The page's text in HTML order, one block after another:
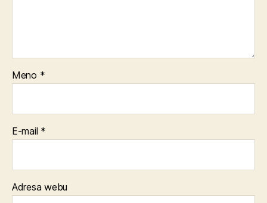
Meno *
E-mail *
Adresa webu